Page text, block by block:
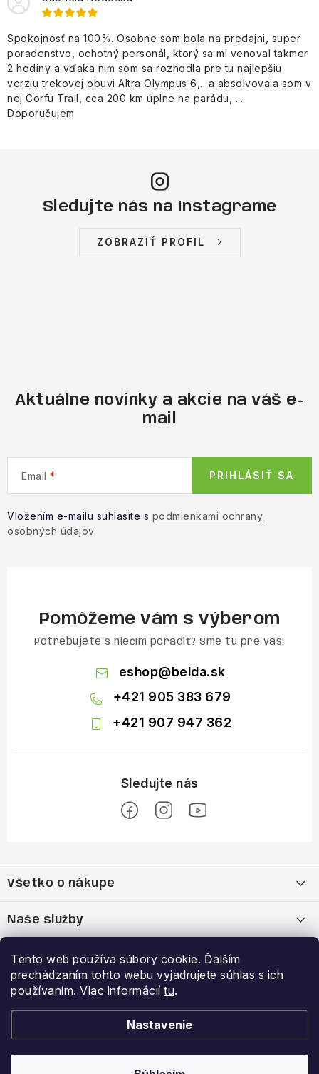
Tento web používa súbory cookie. Ďalším
prechádzaním tohto webu vyjadrujete súhlas s ich
používaním. Viac informácií tu.
Nastavenie
Spokojnosť na 100%. Osobne som bola na predajni, super
poradenstvo, ochotný personál, ktorý sa mi venoval takmer
2 hodiny a vďaka nim som sa rozhodla pre tu najlepšiu
verziu trekovej obuvi Altra Olympus 6,.. a absolvovala som v
nej Corfu Trail, cca 200 km úplne na parádu, ...
Doporučujem
Sledujte nás na Instagrame
ZOBRAZIŤ PROFIL
Aktuálne novinky a akcie na váš e-
mail
Email
Vložením e-mailu súhlasíte s podmienkami ochrany
osobných údajov
PRIHLÁSIŤ SA
Pomôžeme vám s výberom
Potrebujete s niečím poradiť? Sme tu pre vás!
eshop@belda.sk
+421 905 383 679
+421 907 947 362
p
t
Všetko o nákupe
OBCHODNÉ PODMIENKY
Zásady spracovania a ochrany osobných údajov
Reklamačný poriadok
Naše služby
Bootfitting - Tvarovanie Lyžiarok v Nitre
Dynamická analýza chodidla
Požičovňa lyží
Výhody a zľavy
Garancia najnižšej ceny
Prihlásenie